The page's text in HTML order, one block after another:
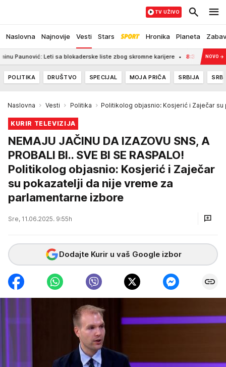
Naslovna Najnovije Vesti Stars Hronika Planeta
TV UŽIVO
Leti sa blokaderske liste zbog skromne karijere 8:35 Pozlilo mu na NOVO →
POLITIKA DRUŠTVO SPECIJAL MOJA PRIČA SRBIJA
Naslovna Vesti Politika Politikolog objasnio: Kosjerić i Zaječar
KURIR TELEVIZIJA
NEMAJU JAČINU DA IZAZOVU SNS, A
PROBALI BI.. SVE BI SE RASPALO!
Politikolog objasnio: Kosjerić i Zaječar
su pokazatelji da nije vreme za
parlamentarne izbore
Sre, 11.06.2025. 9:55h
Dodajte Kurir u vaš Google izbor